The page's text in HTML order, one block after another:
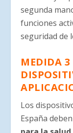
segunda
funciones
seguridad de
MEDIDA 3
Los
España